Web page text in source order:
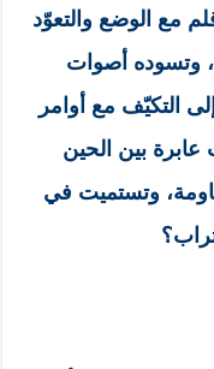
مع الوضع والتعوّد
وتسوده أصوات
التكيّف مع أوامر
عابرة بين الحين
وتستميت في